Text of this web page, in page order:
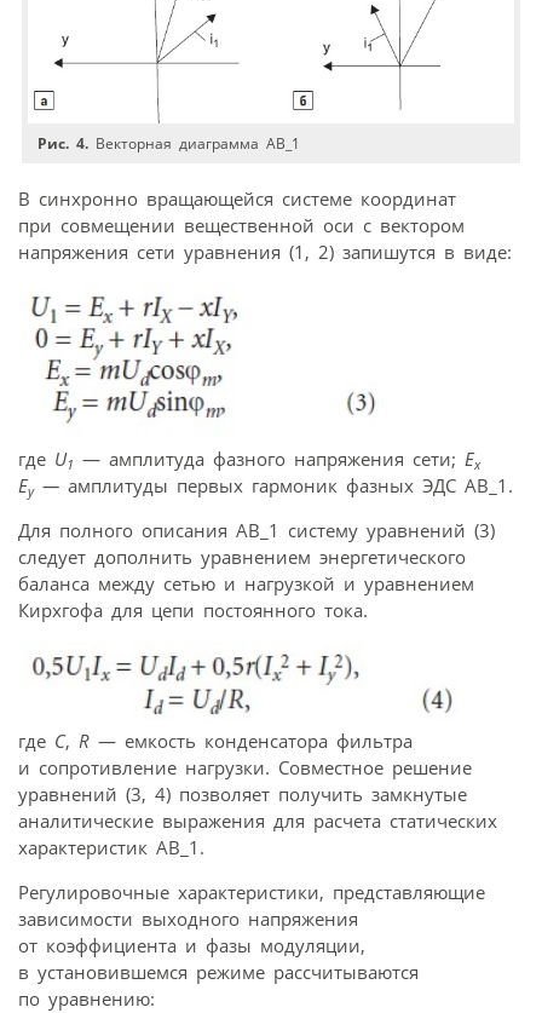
Рис. 4. Векторная диаграмма АВ_1
В синхронно вращающейся системе координат
при совмещении вещественной оси с вектором
напряжения сети уравнения (1, 2) запишутся в виде:
где U1 — амплитуда фазного напряжения сети; Ex
Ey— амплитуды первых гармоник фазных ЭДС АВ_1.
Для полного описания АВ_1 систему уравнений (3)
следует дополнить уравнением энергетического
баланса между сетью и нагрузкой и уравнением
Кирхгофа для цепи постоянного тока.
где C, R — емкость конденсатора фильтра
и сопротивление нагрузки. Совместное решение
уравнений (3, 4) позволяет получить замкнутые
аналитические выражения для расчета статических
характеристик АВ_1.
Регулировочные характеристики, представляющие
зависимости выходного напряжения
от коэффициента и фазы модуляции,
в установившемся режиме рассчитываются
по уравнению: